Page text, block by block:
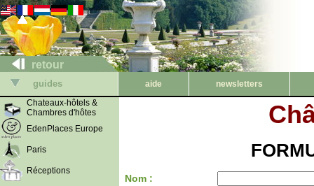
retour
guides aide
newsletters
Chateaux-hôtels &
Chambres d'hôtes
EdenPlaces Europe
Paris
Réceptions
Nom :